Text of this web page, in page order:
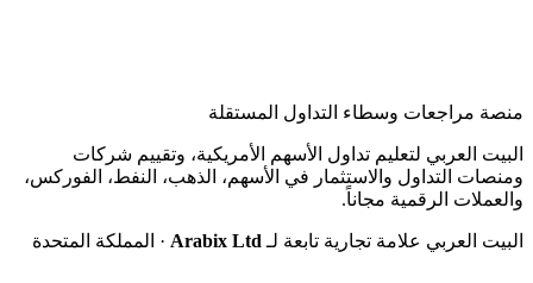
منصة مراجعات وسطاء التداول المستقلة
البيت العربي لتعليم تداول الأسهم الأمريكية، وتقييم شركات
ومنصات التداول والاستثمار في الأسهم، الذهب، النفط، الفوركس،
والعملات الرقمية مجاناً.
البيت العربي علامة تجارية تابعة لـ Arabix Ltd · المملكة المتحدة